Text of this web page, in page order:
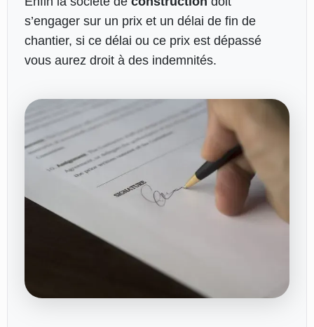
s’engager sur un prix et un délai de fin de
chantier, si ce délai ou ce prix est dépassé
vous aurez droit à des indemnités.